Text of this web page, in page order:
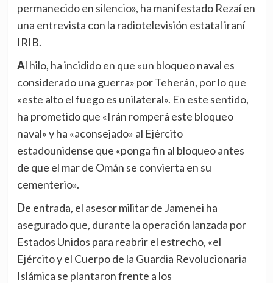
permanecido en silencio», ha manifestado Rezaí en
una entrevista con la radiotelevisión estatal iraní
IRIB.
Al hilo, ha incidido en que «un bloqueo naval es
considerado una guerra» por Teherán, por lo que
«este alto el fuego es unilateral». En este sentido,
ha prometido que «Irán romperá este bloqueo
naval» y ha «aconsejado» al Ejército
estadounidense que «ponga fin al bloqueo antes
de que el mar de Omán se convierta en su
cementerio».
De entrada, el asesor militar de Jamenei ha
asegurado que, durante la operación lanzada por
Estados Unidos para reabrir el estrecho, «el
Ejército y el Cuerpo de la Guardia Revolucionaria
Islámica se plantaron frente a los